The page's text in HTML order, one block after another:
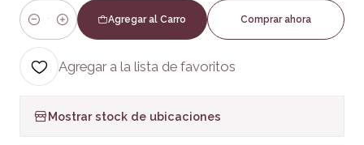
Cantidad
Agregar al Carro Comprar ahora
Agregar a la lista de favoritos
Mostrar stock de ubicaciones